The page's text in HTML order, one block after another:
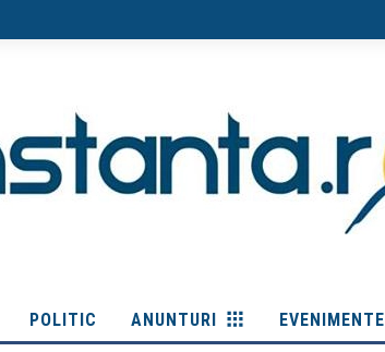
POLITIC ANUNTURI EVENIMENTE